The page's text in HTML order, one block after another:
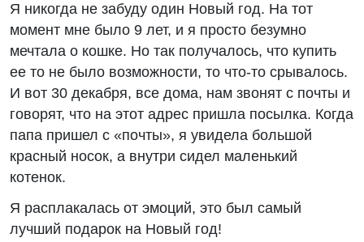
Я никогда не забуду один Новый год. На тот
момент мне было 9 лет, и я просто безумно
мечтала о кошке. Но так получалось, что купить
ее то не было возможности, то что-то срывалось.
И вот 30 декабря, все дома, нам звонят с почты и
говорят, что на этот адрес пришла посылка. Когда
папа пришел с «почты», я увидела большой
красный носок, а внутри сидел маленький
котенок.
Я расплакалась от эмоций, это был самый
лучший подарок на Новый год!